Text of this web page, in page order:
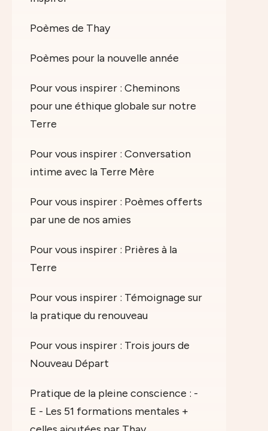
Poèmes de Thay
Poèmes pour la nouvelle année
Pour vous inspirer : Cheminons
pour une éthique globale sur notre
Terre
Pour vous inspirer : Conversation
intime avec la Terre Mère
Pour vous inspirer : Poèmes offerts
par une de nos amies
Pour vous inspirer : Prières à la
Terre
Pour vous inspirer : Témoignage sur
la pratique du renouveau
Pour vous inspirer : Trois jours de
Nouveau Départ
Pratique de la pleine conscience : -
E - Les 51 formations mentales +